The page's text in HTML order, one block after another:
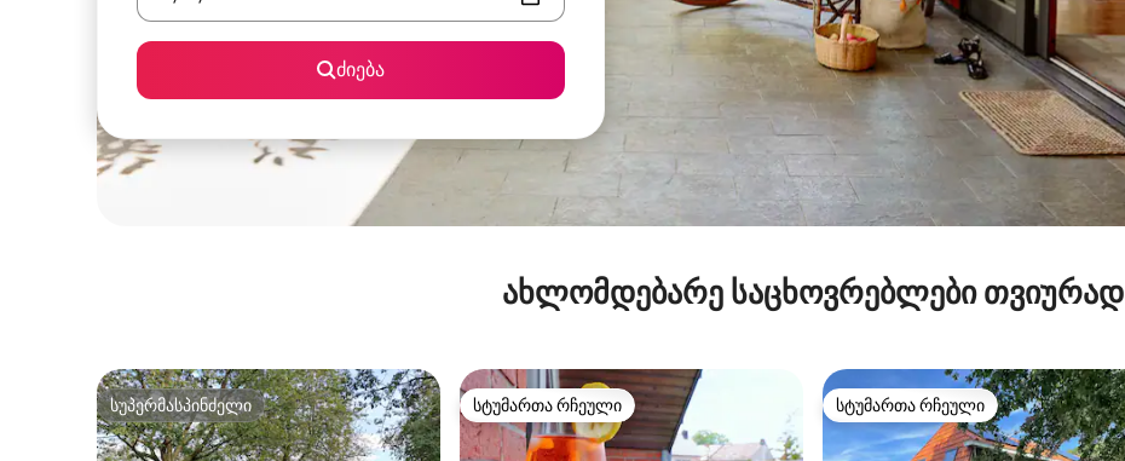
ძიება
ახლომდებარე საცხოვრებლები თვიურად
სუპერმასპინძელი
სუპერმასპინძელი სტუმართა რჩეული
სტუმართა რჩეული სტუმართა რჩეული
სტუმართა რჩეული